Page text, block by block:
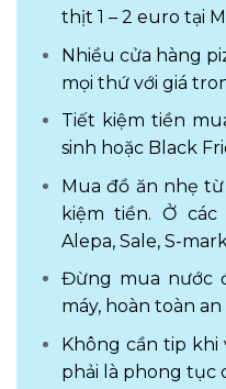
thịt 1 – 2 euro tại
Nhiều cửa hàng
mọi thứ với giá
Tiết kiệm tiền
sinh hoặc Black
Mua đồ ăn nhẹ
kiệm tiền. Ở
Alepa, Sale, S-
Đừng mua nước
máy, hoàn toàn
Không cần tip khi
phải là phong tục